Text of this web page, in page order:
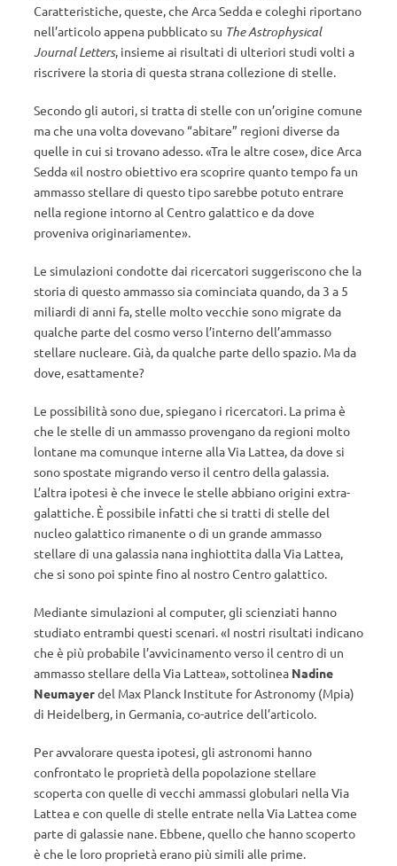
Caratteristiche, queste, che Arca Sedda e coleghi riportano
nell’articolo appena pubblicato su The Astrophysical
Journal Letters, insieme ai risultati di ulteriori studi volti a
riscrivere la storia di questa strana collezione di stelle.
Secondo gli autori, si tratta di stelle con un’origine comune
ma che una volta dovevano “abitare” regioni diverse da
quelle in cui si trovano adesso.«Tra le altre cose», dice Arca
Sedda «il nostro obiettivo era scoprire quanto tempo fa un
ammasso stellare di questo tipo sarebbe potuto entrare
nella regione intorno al Centro galattico e da dove
proveniva originariamente».
Le simulazioni condotte dai ricercatori suggeriscono che la
storia di questo ammasso sia cominciata quando, da 3 a 5
miliardi di anni fa, stelle molto vecchie sono migrate da
qualche parte del cosmo verso l’interno dell’ammasso
stellare nucleare. Già, da qualche parte dello spazio. Ma da
dove, esattamente?
Le possibilità sono due, spiegano i ricercatori. La prima è
che le stelle di un ammasso provengano da regioni molto
lontane ma comunque interne alla Via Lattea, da dove si
sono spostate migrando verso il centro della galassia.
L’altra ipotesi è che invece le stelle abbiano origini extra-
galattiche. È possibile infatti che si tratti di stelle del
nucleo galattico rimanente o di un grande ammasso
stellare di una galassia nana inghiottita dalla Via Lattea,
che si sono poi spinte fino al nostro Centro galattico.
Mediante simulazioni al computer, gli scienziati hanno
studiato entrambi questi scenari. «I nostri risultati indicano
che è più probabile l’avvicinamento verso il centro di un
ammasso stellare della Via Lattea», sottolinea Nadine
Neumayerdel Max Planck Institute for Astronomy (Mpia)
di Heidelberg, in Germania, co-autrice dell’articolo.
Per avvalorare questa ipotesi, gli astronomi hanno
confrontato le proprietà della popolazione stellare
scoperta con quelle di vecchi ammassi globulari nella Via
Lattea e con quelle di stelle entrate nella Via Lattea come
parte di galassie nane. Ebbene, quello che hanno scoperto
è che le loro proprietà erano più simili alle prime.